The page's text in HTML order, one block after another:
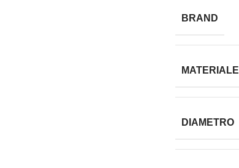
BRAND
MATERIALE
DIAMETRO